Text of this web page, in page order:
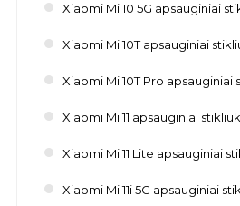
Xiaomi Mi 10 5G apsauginiai
Xiaomi Mi 10T apsauginiai
Xiaomi Mi 10T Pro apsauginiai
Xiaomi Mi 11 apsauginiai
Xiaomi Mi 11 Lite apsauginiai
Xiaomi Mi 11i 5G apsauginiai